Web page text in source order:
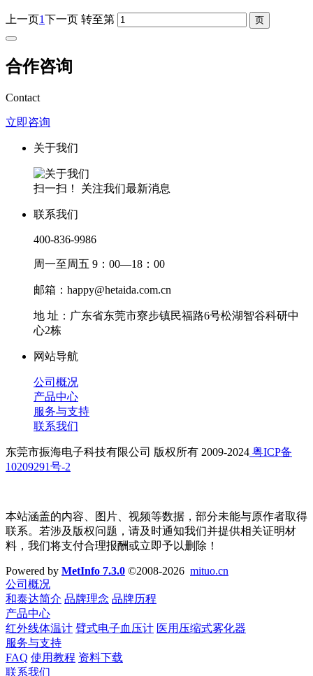
上一页1下一页 转至第
合作咨询
Contact
立即咨询
关于我们
扫一扫！ 关注我们最新消息
联系我们
400-836-9986
周一至周五 9：00—18：00
邮箱：happy@hetaida.com.cn
地 址：广东省东莞市寮步镇民福路6号松湖智谷科研中
心2栋
网站导航
公司概况
产品中心
服务与支持
联系我们
东莞市振海电子科技有限公司 版权所有 2009-2024 粤ICP备
10209291号-2
本站涵盖的内容、图片、视频等数据，部分未能与原作者取得
联系。若涉及版权问题，请及时通知我们并提供相关证明材
料，我们将支付合理报酬或立即予以删除！
Powered by MetInfo 7.3.0 ©2008-2026 mituo.cn
公司概况
和泰达简介 品牌理念 品牌历程
产品中心
红外线体温计 臂式电子血压计 医用压缩式雾化器
服务与支持
FAQ 使用教程 资料下载
联系我们